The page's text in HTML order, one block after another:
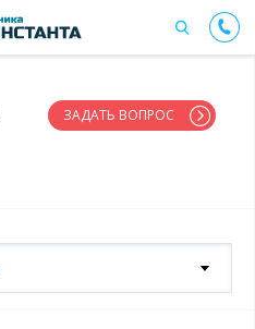
ЗАДАТЬ ВОПРОС